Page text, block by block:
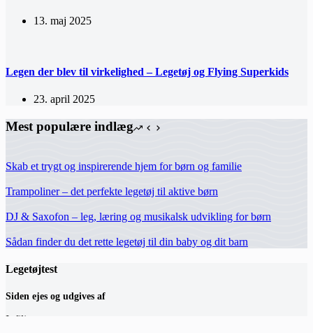
13. maj 2025
Legen der blev til virkelighed – Legetøj og Flying Superkids
23. april 2025
Mest populære indlæg
Skab et trygt og inspirerende hjem for børn og familie
Trampoliner – det perfekte legetøj til aktive børn
DJ & Saxofon – leg, læring og musikalsk udvikling for børn
Sådan finder du det rette legetøj til din baby og dit barn
Legetøjtest
Siden ejes og udgives af
Infili